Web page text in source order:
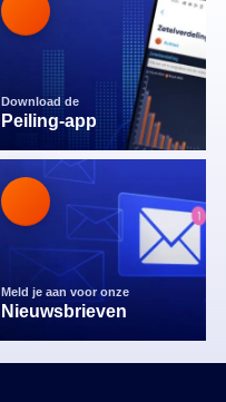
Download de
Peiling-app
Meld je aan voor onze
Nieuwsbrieven